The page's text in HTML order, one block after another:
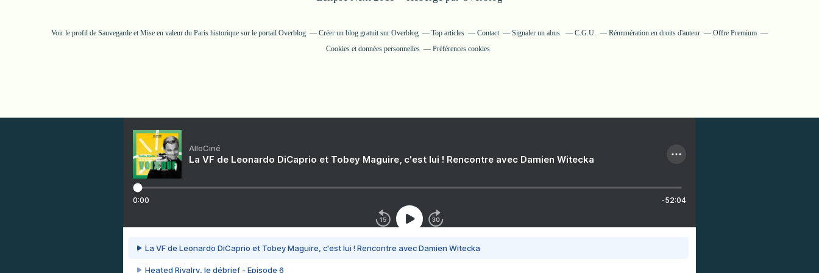
Voir le profil de Sauvegarde et Mise en valeur du Paris historique sur le portail Overblog Créer un blog gratuit sur Overblog Top articles Contact Signaler un abus C.G.U. Rémunération en droits d'auteur
Offre Premium
Cookies et données personnelles
Préférences cookies
AlloCiné
La VF de Leonardo DiCaprio et Tobey Maguire, c'est lui ! Rencontre avec Damien Witecka
0:00 -52:04
La VF de Leonardo DiCaprio et Tobey Maguire, c'est lui ! Rencontre avec Damien Witecka
Heated Rivalry, le débrief - Episode 6